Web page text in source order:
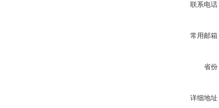
联系电话
常用邮箱
省份
详细地址